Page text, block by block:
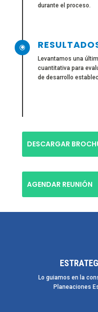
durante el proceso.
\
Levantamos una
cuantitativa para
de desarrollo
DESCARGAR
AGENDAR REUNIÓN
Lo guiamos en la
Planeaciones